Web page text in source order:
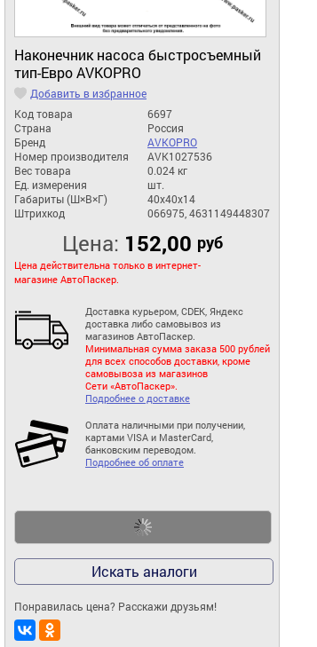
Наконечник насоса быстросъемный
тип-Евро AVKOPRO
Добавить в избранное
Код товара
6697
Страна
Россия
Бренд
AVKOPRO
Номер производителя
AVK1027536
Вес товара
0.024 кг
Ед. измерения
шт.
Габариты (Ш×В×Г)
40x40x14
Штрихкод
066975, 4631149448307
Цена: 152,00 руб
Цена действительна только в интернет-
магазине АвтоПаскер.
Доставка курьером, CDEK, Яндекс
доставка либо самовывоз из
магазинов АвтоПаскер.
Минимальная сумма заказа 500 рублей
для всех способов доставки, кроме
самовывоза из магазинов
Сети «АвтоПаскер».
Подробнее о доставке
Оплата наличными при получении,
картами VISA и MasterCard,
банковским переводом.
Подробнее об оплате
Искать аналоги
Понравилась цена? Расскажи друзьям!